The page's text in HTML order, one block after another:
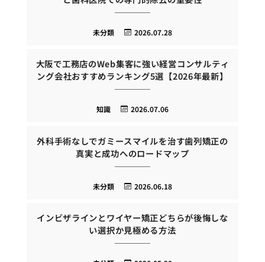
2026.07.28
未分類
大阪で工務店のWeb集客に強い経営コンサルティ
ング会社おすすめランキング5選【2026年最新】
2026.07.06
知識
外科手術なしでガミースマイルを治す歯列矯正の
真実と成功へのロードマップ
2026.06.18
未分類
インビザラインとワイヤー矯正どちらが後悔しな
い選択か見極める方法